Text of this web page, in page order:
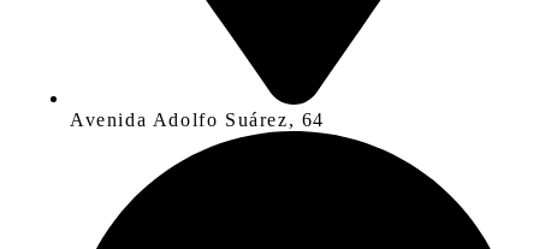
Avenida Adolfo Suárez, 64